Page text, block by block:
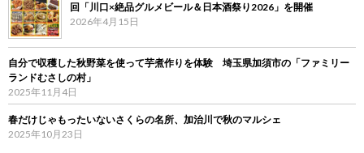
回「川口×絶品グルメビール＆日本酒祭り2026」を開催
2026年4月15日
自分で収穫した秋野菜を使って芋煮作りを体験 埼玉県加須市の「ファミリー
ランドむさしの村」
2025年11月4日
春だけじゃもったいないさくらの名所、加治川で秋のマルシェ
2025年10月23日